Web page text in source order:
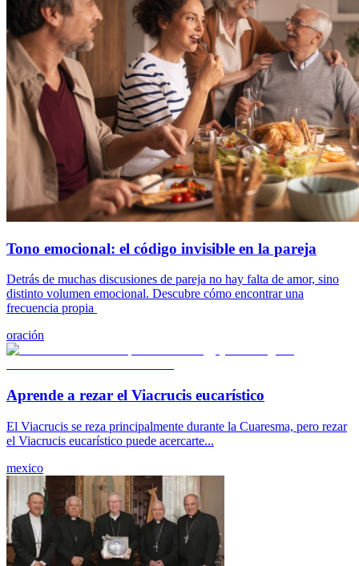
Tono emocional: el código invisible en la pareja
Detrás de muchas discusiones de pareja no hay falta de amor, sino
distinto volumen emocional. Descubre cómo encontrar una
frecuencia propia
oración
Aprende a rezar el Viacrucis eucarístico
El Viacrucis se reza principalmente durante la Cuaresma, pero rezar
el Viacrucis eucarístico puede acercarte...
mexico